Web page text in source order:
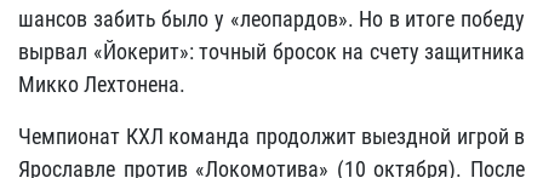
шансов забить было у «леопардов». Но в итоге победу
вырвал «Йокерит»: точный бросок на счету защитника
Микко Лехтонена.
Чемпионат КХЛ команда продолжит выездной игрой в
Ярославле против «Локомотива» (10 октября). После